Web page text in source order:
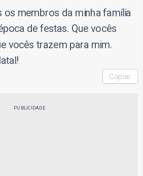
os membros da minha família
de festas. Que vocês
vocês trazem para mim.
Copiar
PUBLICIDADE